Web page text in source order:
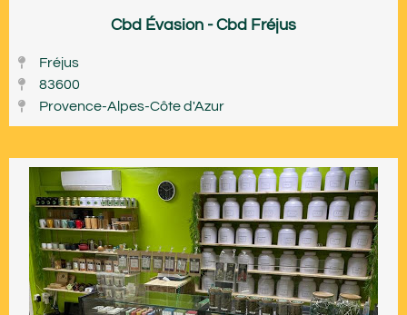
Cbd Évasion - Cbd Fréjus
Fréjus
83600
Provence-Alpes-Côte d'Azur